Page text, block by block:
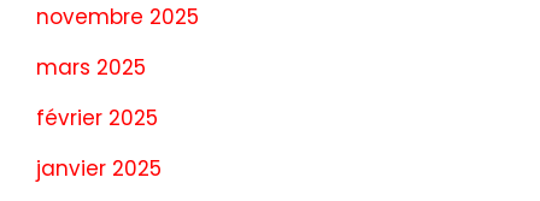
novembre 2025
mars 2025
février 2025
janvier 2025